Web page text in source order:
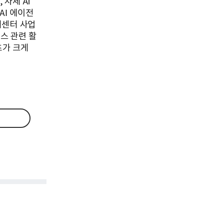
에이전
터 사업
관련 활
크게